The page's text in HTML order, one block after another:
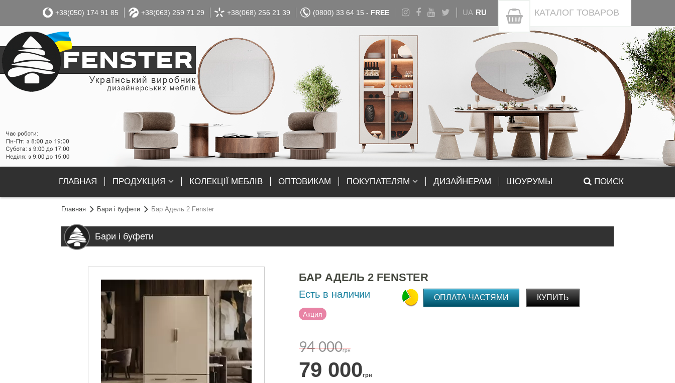
+38(050) 174 91 85 +38(063) 259 71 29 +38(068) 256 21 39 (0800) 33 64 15 - FREE UA RU КАТАЛОГ ТОВАРОВ
ГЛАВНАЯ ПРОДУКЦИЯ КОЛЕКЦІЇ МЕБЛІВ ОПТОВИКАМ ПОКУПАТЕЛЯМ ДИЗАЙНЕРАМ ШОУРУМЫ ПОИСК
Главная Бари і буфети Бар Адель 2 Fenster
Бари і буфети
БАР АДЕЛЬ 2 FENSTER
Есть в наличии
Акция
94 000грн
79 000грн
ОПЛАТА ЧАСТЯМИ КУПИТЬ